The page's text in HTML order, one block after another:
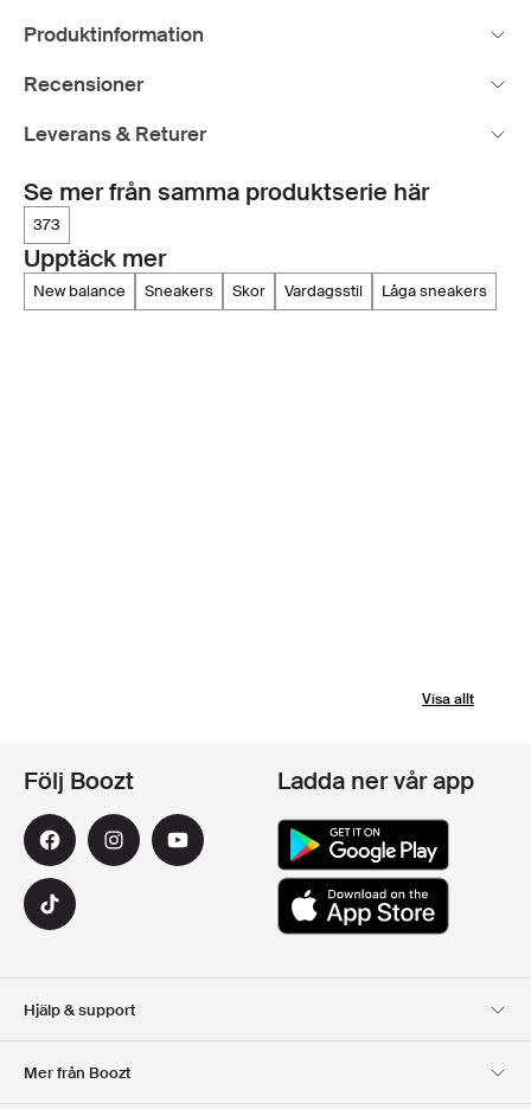
Produktinformation
Recensioner
Leverans & Returer
Se mer från samma produktserie här
373
Upptäck mer
new balance sneakers skor vardagsstil låga sneakers
Visa allt
Hjälp & support
Mer från Boozt
Följ Boozt Ladda ner vår app